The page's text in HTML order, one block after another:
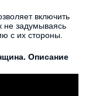
включить
не задумываясь
с их стороны.
Описание